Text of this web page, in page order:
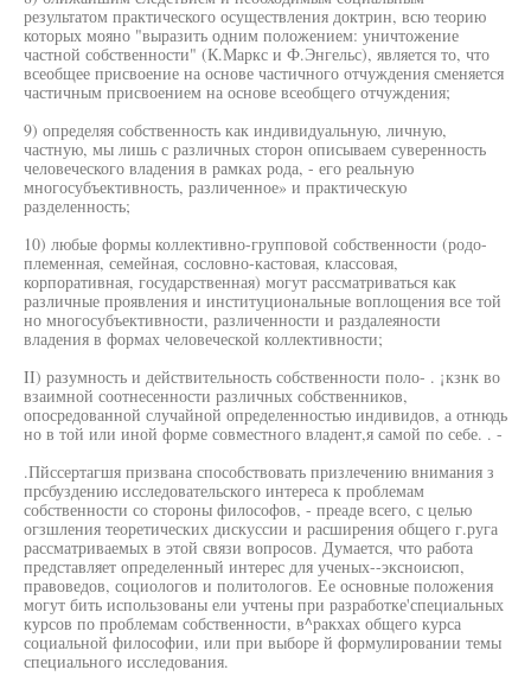
результатом практического осуществления доктрин, всю теорию
которых мояно "выразить одним положением: уничтожение
частной собственности" (К.Маркс и Ф.Энгельс), является то, что
всеобщее присвоение на основе частичного отчуждения сменяется
частичным присвоением на основе всеобщего отчуждения;
9) определяя собственность как индивидуальную, личную,
частную, мы лишь с различных сторон описываем суверенность
человеческого владения в рамках рода, - его реальную
многосубъективность, различенное» и практическую
разделенность;
10) любые формы коллективно-групповой собственности (родо-
племенная, семейная, сословно-кастовая, классовая,
корпоративная, государственная) могут рассматриваться как
различные проявления и институциональные воплощения все той
но многосубъективности, различенности и раздалеяности
владения в формах человеческой коллективности;
II) разумность и действительность собственности поло- . ¡кзнк во
взаимной соотнесенности различных собственников,
опосредованной случайной определенностью индивидов, а отнюдь
но в той или иной форме совместного владент,я самой по себе. . -
.Пйссертагшя призвана способствовать призлечению внимания з
прсбуздению исследовательского интереса к проблемам
собственности со стороны философов, - преаде всего, с целью
огзшления теоретических дискуссии и расширения общего г.руга
рассматриваемых в этой связи вопросов. Думается, что работа
представляет определенный интерес для ученых--эксноисюп,
правоведов, социологов и политологов. Ее основные положения
могут бить использованы ели учтены при разработке'специальных
курсов по проблемам собственности, в^ракхах общего курса
социальной философии, или при выборе й формулировании темы
специального исследования.